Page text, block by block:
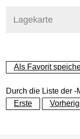
Lagekarte
+
−
Als Favorit
Durch die Liste der -
Erste